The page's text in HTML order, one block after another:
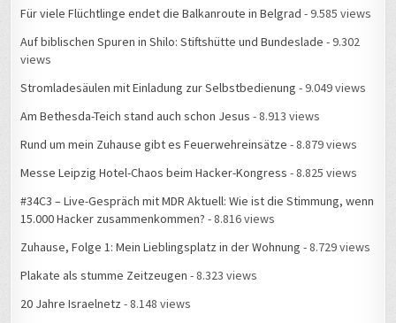
Für viele Flüchtlinge endet die Balkanroute in Belgrad - 9.585 views
Auf biblischen Spuren in Shilo: Stiftshütte und Bundeslade - 9.302
views
Stromladesäulen mit Einladung zur Selbstbedienung - 9.049 views
Am Bethesda-Teich stand auch schon Jesus - 8.913 views
Rund um mein Zuhause gibt es Feuerwehreinsätze - 8.879 views
Messe Leipzig Hotel-Chaos beim Hacker-Kongress - 8.825 views
#34C3 – Live-Gespräch mit MDR Aktuell: Wie ist die Stimmung, wenn
15.000 Hacker zusammenkommen? - 8.816 views
Zuhause, Folge 1: Mein Lieblingsplatz in der Wohnung - 8.729 views
Plakate als stumme Zeitzeugen - 8.323 views
20 Jahre Israelnetz - 8.148 views